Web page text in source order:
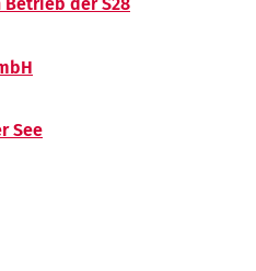
Betrieb der S28
See